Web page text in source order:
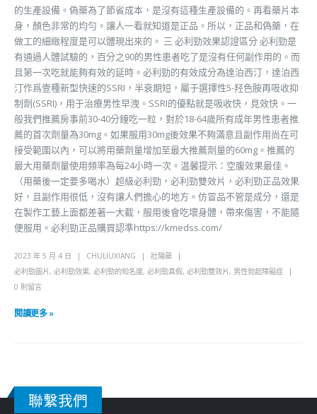
的生產設備。偽藥為了節省成本，是沒有這種生產設備的。再看藥片本
身，顏色非常的均勻。讓人一看就知道是正品。所以，正品和偽藥，在
做工的細緻程度是可以體現出來的。 三 必利勁效果認證區分 必利勁是
有通過人體試驗的，百分之90的男性患者吃了是沒有任何副作用的。而
且第一次吃就能夠有效的延時。必利勁的有效成分為達泊西汀，達泊西
汀作爲壹種新型快速的SSRI，半衰期短，屬于選擇性5-羟色胺再吸收抑
制劑(SSRI)，用于治療男性早洩。SSRI的優點就是吸收快，見效快。一
般我們推薦房事前30-40分鐘吃一粒，對於18-64歲所有成年男性患者推
薦的首次劑量為30mg。如果服用30mg後效果不夠滿意且副作用尚在可
接受範圍以內，可以將用藥劑量增加至最大推薦劑量的60mg。推薦的
最大用藥劑量使用頻率為每24小時一次。温馨提示：空腹效果最佳。
（用藥後一定要多喝水）超級必利勁，必利勁雙效片，必利勁正品效果
好，且副作用很低，沒有讓人們擔心的地方。仿冒品不管是成分，還是
在製作工藝上面都差著一大截，服用後會吃壞身體，帶來傷害，不能隨
便服用。必利勁正品購買認準https://kmedss.com/
2023 年 5 月 4 日 CHULIUXIANG
壯陽藥
必利勁圖片, 必利勁效果, 必利勁的知名度, 必利勁真假, 必利勁雙效片, 男性勃起障礙症
0 則留言
閱讀更多 »
聯繫我們